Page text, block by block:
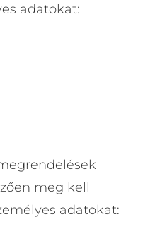
adatokat:
meg kell
adatokat: